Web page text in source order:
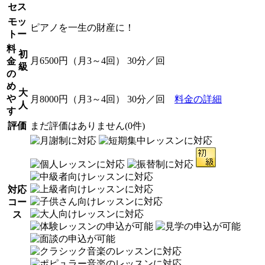
セス
モッ
トー
ピアノを一生の財産に！
料
金
の
め
や
す
初
級
月6500円（月3～4回） 30分／回
大
人
月8000円（月3～4回） 30分／回 料金の詳細
評価 まだ評価はありません(0件)
対応
コー
ス